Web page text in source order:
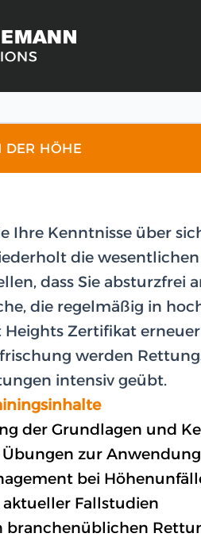
DER HÖHE
Ihre Kenntnisse über
die
dass Sie absturzfrei
die regelmäßig in
Heights Zertifikat
werden
intensiv geübt.
der Grundlagen und
zur
bei
aktueller Fallstudien
branchenüblichen